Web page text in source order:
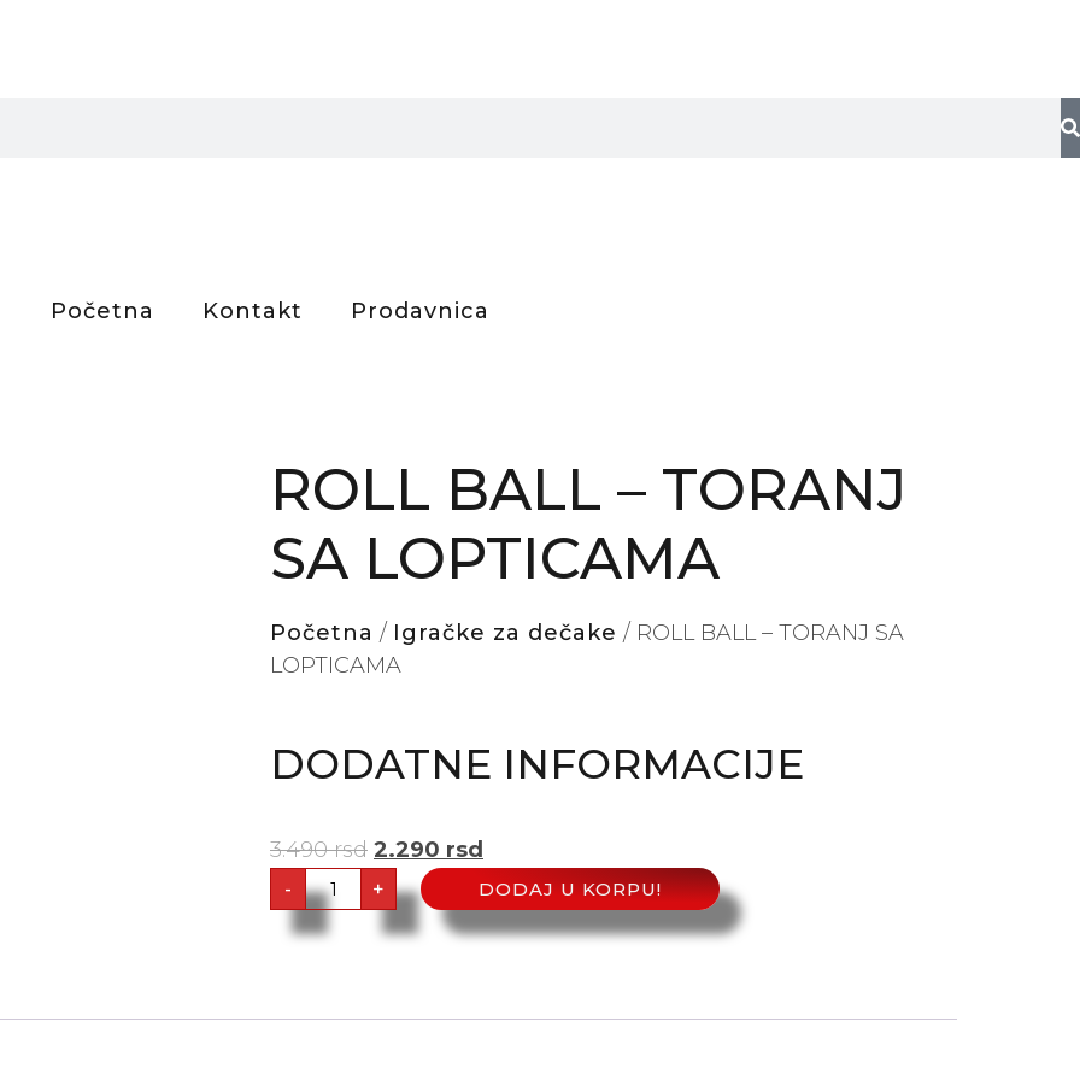
Početna Kontakt Prodavnica
ROLL BALL – TORANJ
SA LOPTICAMA
Početna / Igračke za dečake / ROLL BALL – TORANJ SA
LOPTICAMA
DODATNE INFORMACIJE
3.490rsd 2.290 rsd
- + DODAJ U KORPU!